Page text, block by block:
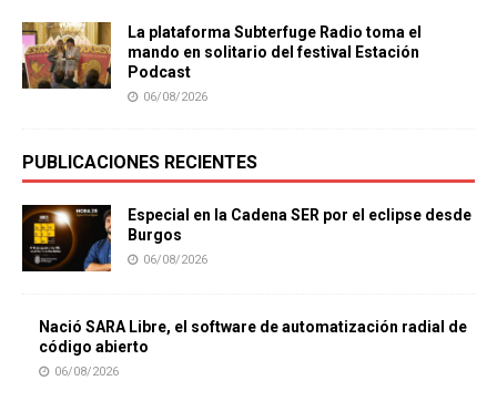
La plataforma Subterfuge Radio toma el
mando en solitario del festival Estación
Podcast
06/08/2026
PUBLICACIONES RECIENTES
Especial en la Cadena SER por el eclipse desde
Burgos
06/08/2026
Nació SARA Libre, el software de automatización radial de
código abierto
06/08/2026